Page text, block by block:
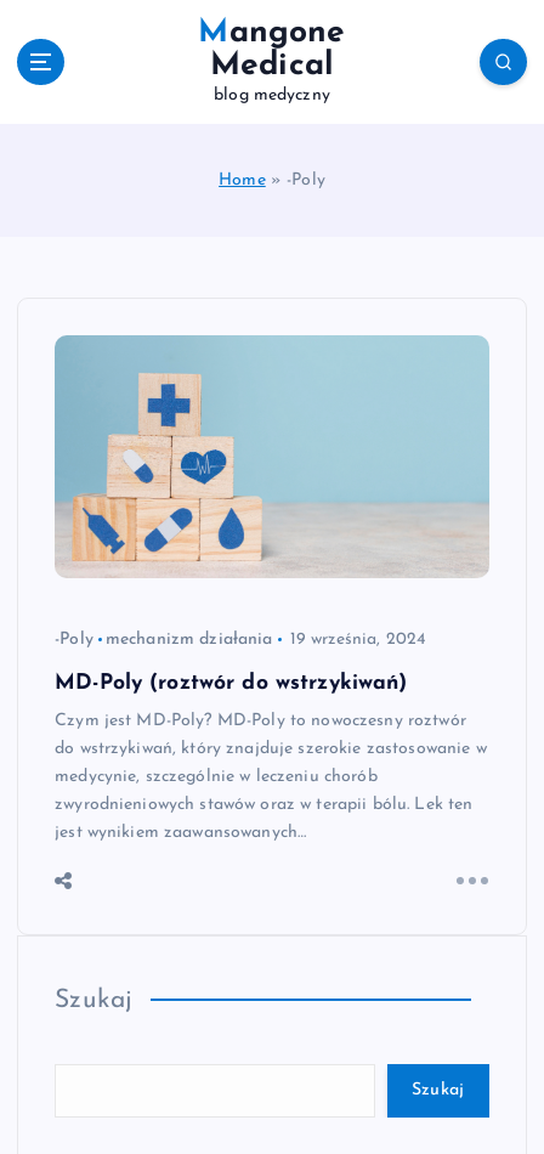
Mangone
Medical
blog medyczny
Home» -Poly
-Poly mechanizm działania 19 września, 2024
MD-Poly (roztwór do wstrzykiwań)
Czym jest MD-Poly? MD-Poly to nowoczesny roztwór
do wstrzykiwań, który znajduje szerokie zastosowanie w
medycynie, szczególnie w leczeniu chorób
zwyrodnieniowych stawów oraz w terapii bólu. Lek ten
jest wynikiem zaawansowanych…
Szukaj
Szukaj